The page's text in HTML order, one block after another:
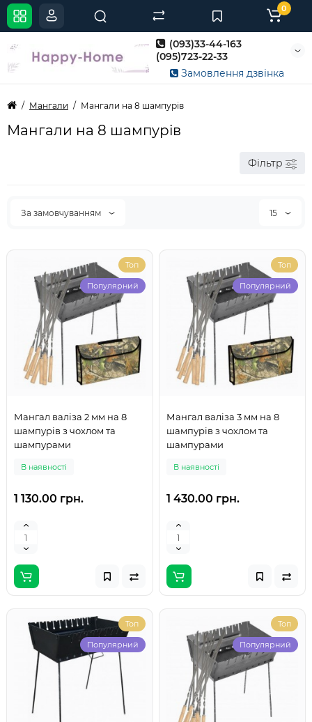
(093)33-44-163
(095)723-22-33
Замовлення дзвінка
0
Мангали Мангали на 8 шампурів
Мангали на 8 шампурів
Фільтр
За замовчуванням 15
Топ
Популярний
Мангал валіза 2 мм на 8
шампурів з чохлом та
шампурами
В наявності
1 130.00 грн.
Топ
Популярний
Мангал валіза 3 мм на 8
шампурів з чохлом та
шампурами
В наявності
1 430.00 грн.
Топ
Популярний
Топ
Популярний